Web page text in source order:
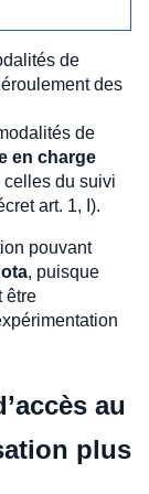
de
des
de
en charge
du suivi
art. 1, I).
pouvant
, puisque
être
au
plus